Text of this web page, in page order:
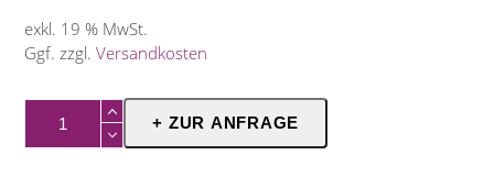
exkl. 19 % MwSt.
Ggf. zzgl.Versandkosten
+ ZUR ANFRAGE